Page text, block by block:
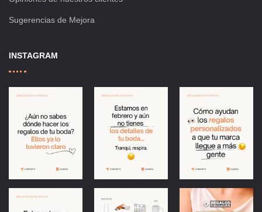
Sugerencias de Mejora
INSTAGRAM